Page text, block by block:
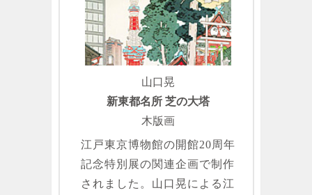
山口晃
新東都名所 芝の大塔
木版画
江戸東京博物館の開館20周年
記念特別展の関連企画で制作
されました。山口晃による江